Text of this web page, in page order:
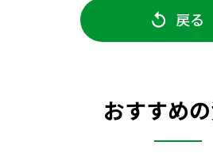
戻る
おすすめ